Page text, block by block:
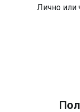
Лично или